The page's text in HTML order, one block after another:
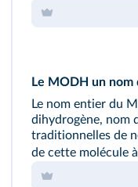
Le MODH un nom
Le nom entier du
dihydrogène, nom
traditionnelles de
de cette molécule